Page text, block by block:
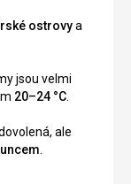
ostrovya
jsou velmi
20–24 °C
ale